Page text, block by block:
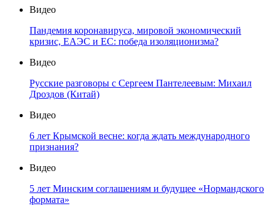
Видео
Пандемия коронавируса, мировой экономический
кризис, ЕАЭС и ЕС: победа изоляционизма?
Видео
Русские разговоры с Сергеем Пантелеевым: Михаил
Дроздов (Китай)
Видео
6 лет Крымской весне: когда ждать международного
признания?
Видео
5 лет Минским соглашениям и будущее «Нормандского
формата»